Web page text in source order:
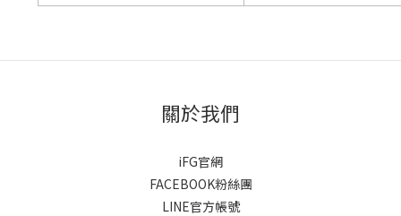
關於我們
iFG官網
FACEBOOK粉絲團
LINE官方帳號